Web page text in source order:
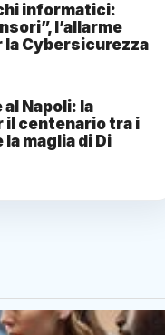
informatici:
l’allarme
la Cybersicurezza
al Napoli: la
il centenario tra i
maglia di Di